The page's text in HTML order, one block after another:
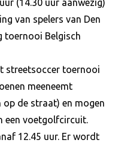
(14.30 uur aanwezig)
van spelers van Den
toernooi Belgisch
streetsoccer toernooi
meeneemt
de straat) en mogen
een voetgolfcircuit.
12.45 uur. Er wordt